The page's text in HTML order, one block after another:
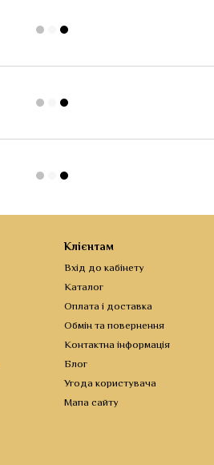
Клієнтам
Вхід до кабінету
Каталог
Оплата і доставка
Обмін та повернення
Контактна інформація
Блог
Угода користувача
Мапа сайту